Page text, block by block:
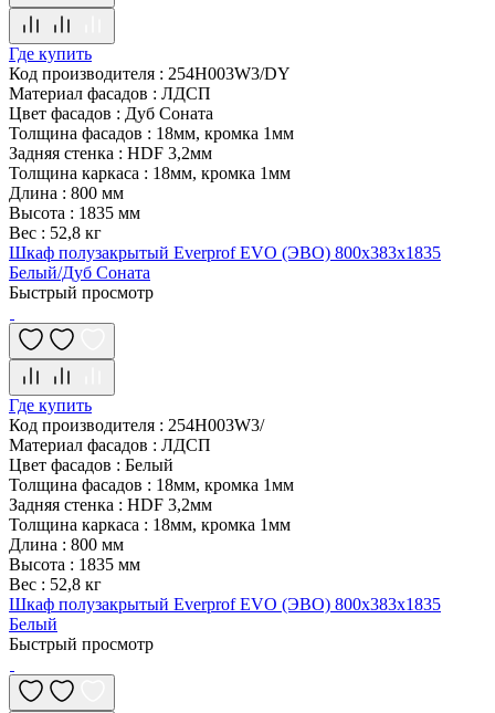
Где купить
Код производителя : 254H003W3/DY
Материал фасадов : ЛДСП
Цвет фасадов : Дуб Соната
Толщина фасадов : 18мм, кромка 1мм
Задняя стенка : HDF 3,2мм
Толщина каркаса : 18мм, кромка 1мм
Длина : 800 мм
Высота : 1835 мм
Вес : 52,8 кг
Шкаф полузакрытый Everprof EVO (ЭВО) 800х383x1835
Белый/Дуб Соната
Быстрый просмотр
Где купить
Код производителя : 254H003W3/
Материал фасадов : ЛДСП
Цвет фасадов : Белый
Толщина фасадов : 18мм, кромка 1мм
Задняя стенка : HDF 3,2мм
Толщина каркаса : 18мм, кромка 1мм
Длина : 800 мм
Высота : 1835 мм
Вес : 52,8 кг
Шкаф полузакрытый Everprof EVO (ЭВО) 800х383x1835
Белый
Быстрый просмотр